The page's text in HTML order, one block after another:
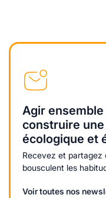
Agir
construire
écologique et
Recevez et partagez
bousculent les
Voir toutes nos